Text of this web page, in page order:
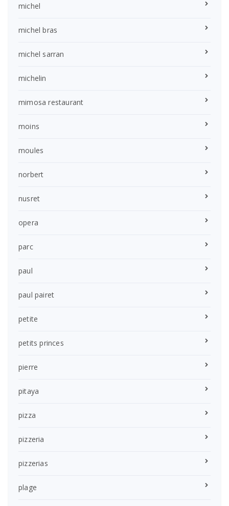
michel
michel bras
michel sarran
michelin
mimosa restaurant
moins
moules
norbert
nusret
opera
parc
paul
paul pairet
petite
petits princes
pierre
pitaya
pizza
pizzeria
pizzerias
plage